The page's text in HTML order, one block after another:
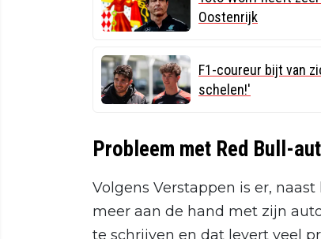
Oostenrijk
F1-coureur bijt van
schelen!'
Probleem met Red Bull-
Volgens Verstappen is er,
meer aan de hand met zijn
te schrijven en dat levert veel